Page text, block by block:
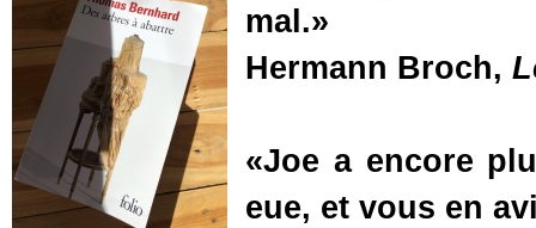
mal.»
Hermann Broch,
«Joe a encore
eue, et vous en